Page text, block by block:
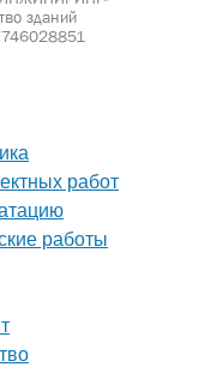
зданий
работ
работы